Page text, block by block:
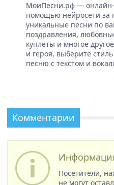
МоиПесни.рф — онлайн-
помощью нейросети за
уникальные песни по
поздравления,
куплеты и многое
и героя, выберите
песню с текстом и
Комментарии
Посетители,
не могут